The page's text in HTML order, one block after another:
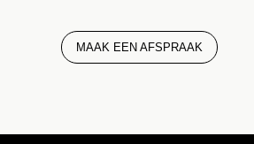
MAAK EEN AFSPRAAK